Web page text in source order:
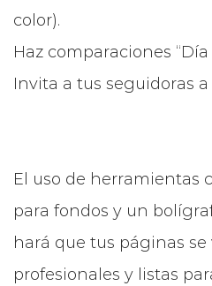
color).
Haz comparaciones “Día
Invita a tus seguidoras
El uso de herramientas
para fondos y un
hará que tus páginas se
profesionales y listas